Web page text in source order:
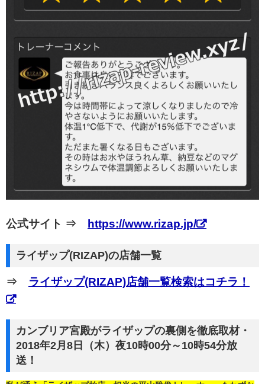
公式サイト ⇒ https://www.rizap.jp/
ライザップ(RIZAP)の店舗一覧
⇒ ライザップ(RIZAP)店舗一覧検索はコチラ！
カンブリア宮殿がライザップの裏側を徹底取材・
2018年2月8日（木）夜10時00分～10時54分放
送！